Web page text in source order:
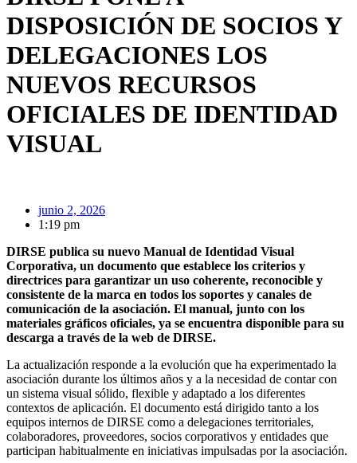
DISPOSICIÓN DE SOCIOS Y
DELEGACIONES LOS
NUEVOS RECURSOS
OFICIALES DE IDENTIDAD
VISUAL
junio 2, 2026
1:19 pm
DIRSE publica su nuevo Manual de Identidad Visual
Corporativa, un documento que establece los criterios y
directrices para garantizar un uso coherente, reconocible y
consistente de la marca en todos los soportes y canales de
comunicación de la asociación. El manual, junto con los
materiales gráficos oficiales, ya se encuentra disponible para su
descarga a través de la web de DIRSE.
La actualización responde a la evolución que ha experimentado la
asociación durante los últimos años y a la necesidad de contar con
un sistema visual sólido, flexible y adaptado a los diferentes
contextos de aplicación. El documento está dirigido tanto a los
equipos internos de DIRSE como a delegaciones territoriales,
colaboradores, proveedores, socios corporativos y entidades que
participan habitualmente en iniciativas impulsadas por la asociación.